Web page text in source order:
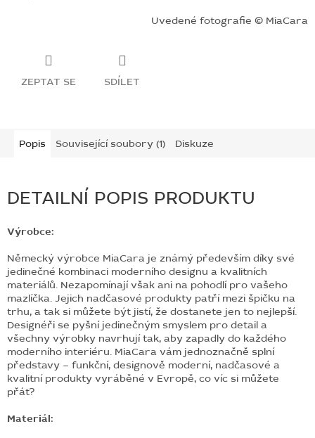
Uvedené fotografie © MiaCara
ZEPTAT SE SDÍLET
Popis Související soubory (1) Diskuze
DETAILNÍ POPIS PRODUKTU
Výrobce:
Německý výrobce MiaCara je známý především díky své
jedinečné kombinaci moderního designu a kvalitních
materiálů. Nezapomínají však ani na pohodlí pro vašeho
mazlíčka. Jejich nadčasové produkty patří mezi špičku na
trhu, a tak si můžete být jistí, že dostanete jen to nejlepší.
Designéři se pyšní jedinečným smyslem pro detail a
všechny výrobky navrhují tak, aby zapadly do každého
moderního interiéru. MiaCara vám jednoznačně splní
představy – funkční, designově moderní, nadčasové a
kvalitní produkty vyráběné v Evropě, co víc si můžete
přát?
Materiál: